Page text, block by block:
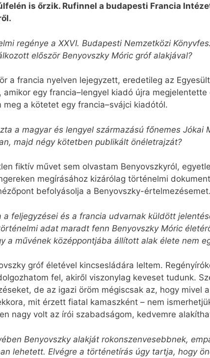
is őrzik. Rufinnel a budapesti Francia
regénye a XXVI. Budapesti Nemzetközi
először Benyovszky Móric gróf alakjával?
a francia nyelven lejegyzett, eredetileg az
amikor egy francia–lengyel kiadó újra
meg a kötetet egy francia–svájci kiadótól.
a magyar és lengyel származású főnemes
majd négy kötetben publikált önéletrajzát?
fiktív művet sem olvastam Benyovszkyról,
megírásához kizárólag történelmi
befolyásolja a Benyovszky-értelmezésemet.
a feljegyzései és a francia udvarnak küldött
adat maradt fenn Benyovszky Móric
a művének középpontjába állított alak élete nem
gróf életével kincses­lá­dára leltem.
fel, akiről viszonylag keveset tudunk.
de az igazi öröm mégiscsak az, hogy mivel
mit érzett fiatal kamaszként – nem
nagy volt az írói szabadságom, kedvemre
Benyov­sz­ky alakját rokonszenvesebbnek,
lehetett. Elvégre a történetírás úgy tartja, hogy